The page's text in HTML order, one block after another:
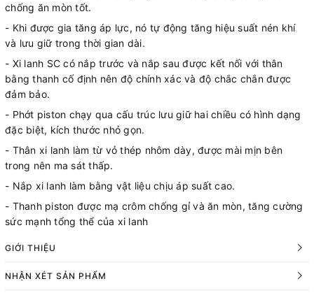
chống ăn mòn tốt.
- Khi được gia tăng áp lực, nó tự động tăng hiệu suất nén khí
và lưu giữ trong thời gian dài.
- Xi lanh SC có nắp trước và nắp sau được kết nối với thân
bằng thanh cố định nên độ chính xác và độ chắc chắn được
đảm bảo.
- Phớt piston chạy qua cấu trúc lưu giữ hai chiều có hình dạng
đặc biệt, kích thước nhỏ gọn.
- Thân xi lanh làm từ vỏ thép nhôm dày, được mài mịn bên
trong nên ma sát thấp.
- Nắp xi lanh làm bằng vật liệu chịu áp suất cao.
- Thanh piston được mạ crôm chống gỉ và ăn mòn, tăng cường
sức mạnh tổng thể của xi lanh
GIỚI THIỆU
NHẬN XÉT SẢN PHẨM